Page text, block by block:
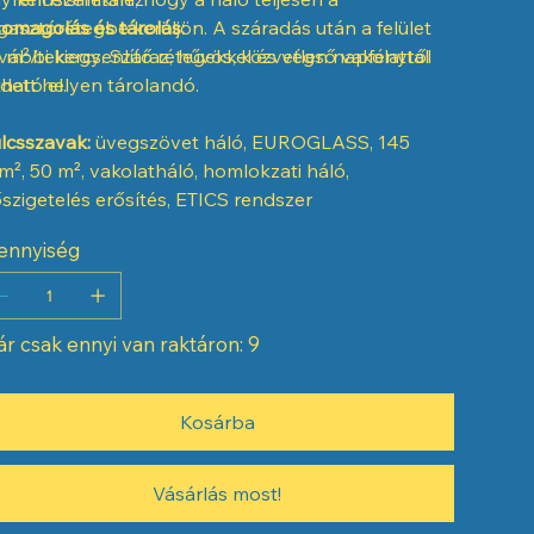
kerüljön. A száradás után a felület
kiegyenlítő rétegekkel és végső vakolattal
el.
és tárolás:
m²/tekercs. Száraz, hűvös, közvetlen napfénytől
helyen tárolandó.
üvegszövet háló, EUROGLASS, 145
50 m², vakolatháló, homlokzati háló,
erősítés, ETICS rendszer
csak ennyi van raktáron: 9
Kosárba
Vásárlás most!